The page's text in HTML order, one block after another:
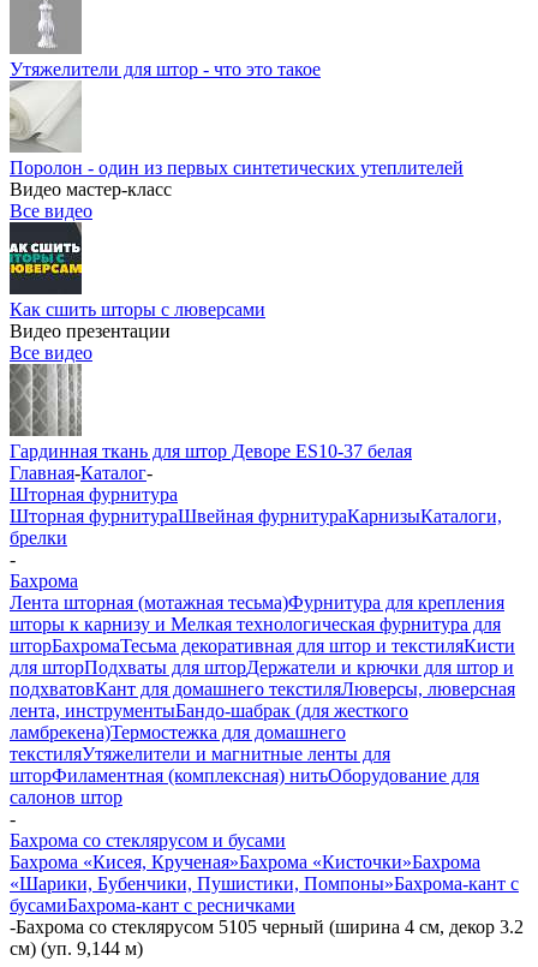
Утяжелители для штор - что это такое
Поролон - один из первых синтетических утеплителей
Видео мастер-класс
Все видео
Как сшить шторы с люверсами
Видео презентации
Все видео
Гардинная ткань для штор Деворе ES10-37 белая
Главная-Каталог-
Шторная фурнитура
Шторная фурнитураШвейная фурнитураКарнизыКаталоги,
брелки
-
Бахрома
Лента шторная (мотажная тесьма)Фурнитура для крепления
шторы к карнизу и Мелкая технологическая фурнитура для
шторБахромаТесьма декоративная для штор и текстиляКисти
для шторПодхваты для шторДержатели и крючки для штор и
подхватовКант для домашнего текстиляЛюверсы, люверсная
лента, инструментыБандо-шабрак (для жесткого
ламбрекена)Термостежка для домашнего
текстиляУтяжелители и магнитные ленты для
шторФиламентная (комплексная) нитьОборудование для
салонов штор
-
Бахрома со стеклярусом и бусами
Бахрома «Кисея, Крученая»Бахрома «Кисточки»Бахрома
«Шарики, Бубенчики, Пушистики, Помпоны»Бахрома-кант с
бусамиБахрома-кант с ресничками
-Бахрома со стеклярусом 5105 черный (ширина 4 см, декор 3.2
см) (уп. 9,144 м)